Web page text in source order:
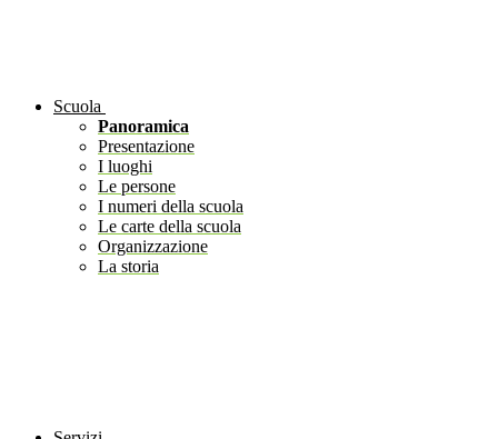
Scuola
Panoramica
Presentazione
I luoghi
Le persone
I numeri della scuola
Le carte della scuola
Organizzazione
La storia